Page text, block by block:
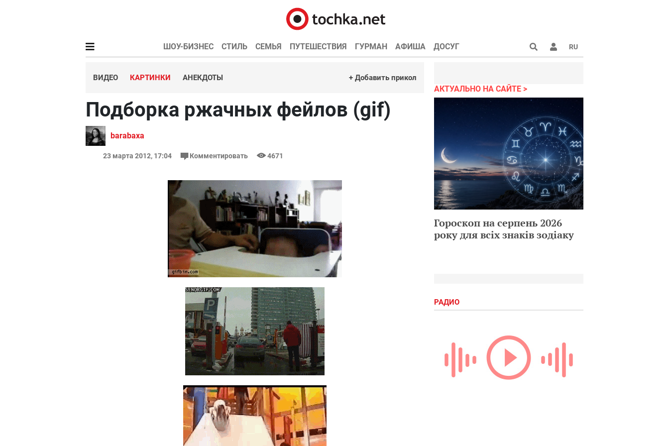
ШОУ-БИЗНЕС СТИЛЬ СЕМЬЯ ПУТЕШЕСТВИЯ ГУРМАН АФИША ДОСУГ RU
ВИДЕО КАРТИНКИ АНЕКДОТЫ + Добавить прикол
Подборка ржачных фейлов (gif)
barabaxa
23 марта 2012, 17:04 Комментировать 4671
АКТУАЛЬНО НА САЙТЕ
Гороскоп на серпень 2026
року для всіх знаків зодіаку
РАДИО